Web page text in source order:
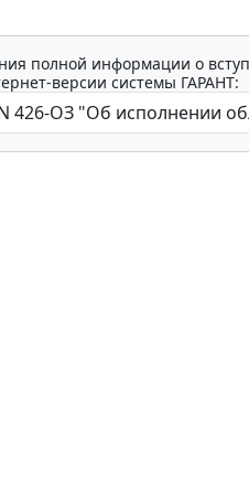
полной информации о
версии системы ГАРАНТ: